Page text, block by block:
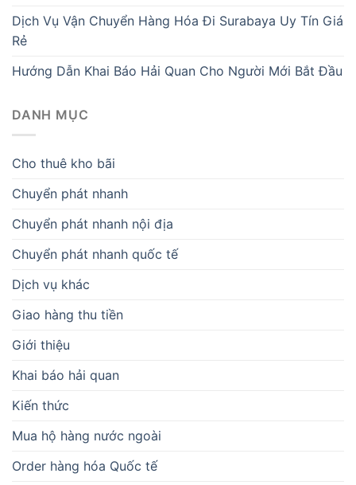
Dịch Vụ Vận Chuyển Hàng Hóa Đi Surabaya Uy Tín Giá
Rẻ
Hướng Dẫn Khai Báo Hải Quan Cho Người Mới Bắt Đầu
DANH MỤC
Cho thuê kho bãi
Chuyển phát nhanh
Chuyển phát nhanh nội địa
Chuyển phát nhanh quốc tế
Dịch vụ khác
Giao hàng thu tiền
Giới thiệu
Khai báo hải quan
Kiến thức
Mua hộ hàng nước ngoài
Order hàng hóa Quốc tế